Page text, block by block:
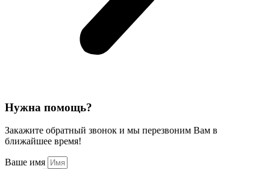
Нужна помощь?
Закажите обратный звонок и мы перезвоним Вам в
ближайшее время!
Ваше имя